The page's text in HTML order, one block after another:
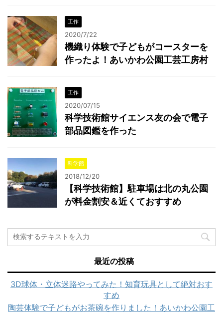
工作
2020/7/22
機織り体験で子どもがコースターを
作ったよ！あいかわ公園工芸工房村
工作
2020/07/15
科学技術館サイエンス友の会で電子
部品図鑑を作った
科学館
2018/12/20
【科学技術館】駐車場は北の丸公園
が料金割安＆近くておすすめ
最近の投稿
3D球体・立体迷路やってみた！知育玩具として絶対おす
すめ
陶芸体験で子どもがお茶碗を作りました！あいかわ公園工